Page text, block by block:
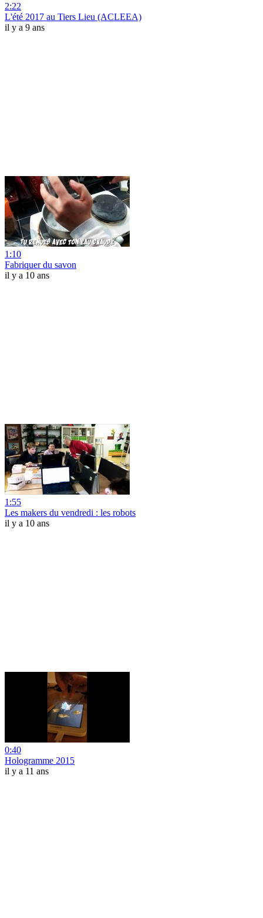
2:22
L'été 2017 au Tiers Lieu (ACLEEA)
il y a 9 ans
1:10
Fabriquer du savon
il y a 10 ans
1:55
Les makers du vendredi : les robots
il y a 10 ans
0:40
Hologramme 2015
il y a 11 ans